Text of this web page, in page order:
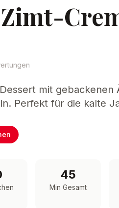
mit gebackenen
Perfekt für die kalte
45
Min Gesamt